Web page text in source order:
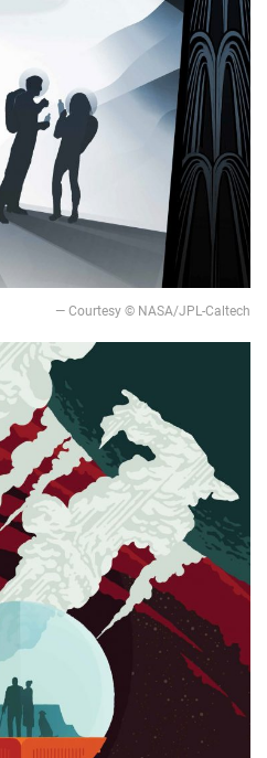
— Courtesy © NASA/JPL-Caltech